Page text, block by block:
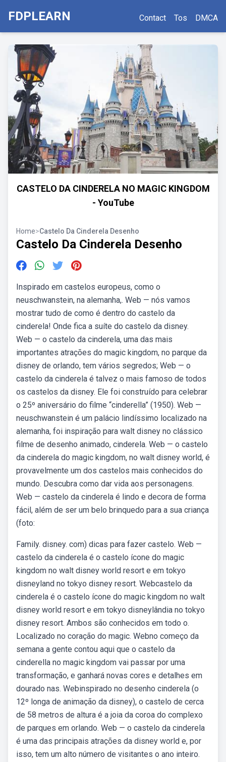
FDPLEARN Contact Tos DMCA
CASTELO DA CINDERELA NO MAGIC KINGDOM
- YouTube
Home>Castelo Da Cinderela Desenho
Castelo Da Cinderela Desenho
Inspirado em castelos europeus, como o
neuschwanstein, na alemanha,. Web — nós vamos
mostrar tudo de como é dentro do castelo da
cinderela! Onde fica a suíte do castelo da disney.
Web — o castelo da cinderela, uma das mais
importantes atrações do magic kingdom, no parque da
disney de orlando, tem vários segredos; Web — o
castelo da cinderela é talvez o mais famoso de todos
os castelos da disney. Ele foi construído para celebrar
o 25º aniversário do filme “cinderella” (1950). Web —
neuschwanstein é um palácio lindíssimo localizado na
alemanha, foi inspiração para walt disney no clássico
filme de desenho animado, cinderela. Web — o castelo
da cinderela do magic kingdom, no walt disney world, é
provavelmente um dos castelos mais conhecidos do
mundo. Descubra como dar vida aos personagens.
Web — castelo da cinderela é lindo e decora de forma
fácil, além de ser um belo brinquedo para a sua criança
(foto:
Family. disney. com) dicas para fazer castelo. Web —
castelo da cinderela é o castelo ícone do magic
kingdom no walt disney world resort e em tokyo
disneyland no tokyo disney resort. Webcastelo da
cinderela é o castelo ícone do magic kingdom no walt
disney world resort e em tokyo disneylândia no tokyo
disney resort. Ambos são conhecidos em todo o.
Localizado no coração do magic. Webno começo da
semana a gente contou aqui que o castelo da
cinderella no magic kingdom vai passar por uma
transformação, e ganhará novas cores e detalhes em
dourado nas. Webinspirado no desenho cinderela (o
12º longa de animação da disney), o castelo de cerca
de 58 metros de altura é a joia da coroa do complexo
de parques em orlando. Web — o castelo da cinderela
é uma das principais atrações da disney world e, por
isso, tem um alto número de visitantes o ano inteiro.